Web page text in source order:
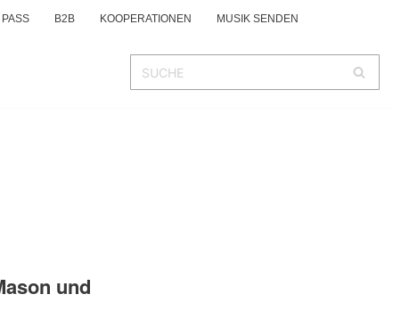
B2B KOOPERATIONEN MUSIK SENDEN
und